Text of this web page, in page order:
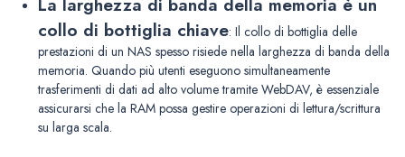
collo di bottiglia chiave: Il collo di bottiglia delle
prestazioni di un NAS spesso risiede nella larghezza di banda della
memoria. Quando più utenti eseguono simultaneamente
trasferimenti di dati ad alto volume tramite WebDAV, è essenziale
assicurarsi che la RAM possa gestire operazioni di lettura/scrittura
su larga scala.